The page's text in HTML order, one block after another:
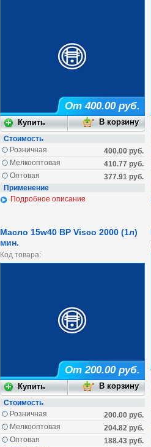
От 400.00 руб.
Стоимость
400.00 руб.
Розничная
410.77 руб.
Мелкооптовая
377.91 руб.
Оптовая
Применение
Подробное описание
Масло 15w40 BP Visco 2000 (1л)
мин.
Код товара:
От 200.00 руб.
Стоимость
200.00 руб.
Розничная
204.82 руб.
Мелкооптовая
188.43 руб.
Оптовая